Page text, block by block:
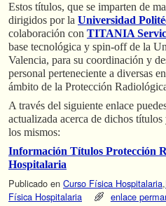
Estos títulos, que se imparten de
dirigidos por la Universidad
colaboración con TITANIA
base tecnológica y spin-off de la
Valencia, para su coordinación y
personal perteneciente a diversas
ámbito de la Protección
A través del siguiente enlace
actualizada acerca de dichos
los mismos:
Información Títulos Protección
Hospitalaria
Publicado en Curso Física Hospitalaria,
Física Hospitalaria
enlace